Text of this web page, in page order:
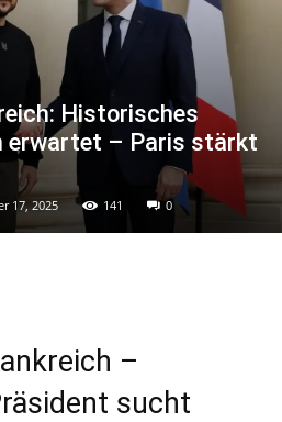
Historisches
erwartet – Paris stärkt
17, 2025 141 0
–
sucht